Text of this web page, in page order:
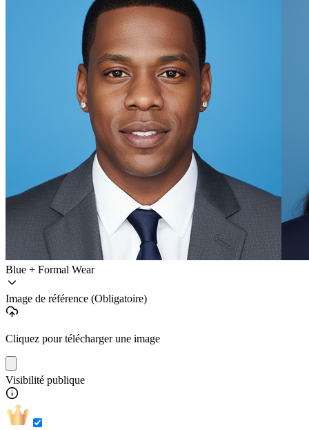
Blue + Formal Wear
Image de référence (Obligatoire)
Cliquez pour télécharger une image
Visibilité publique